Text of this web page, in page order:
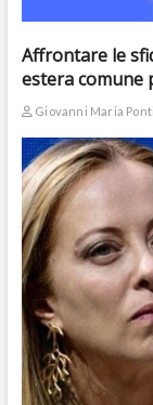
Affrontare le
estera comune
Giovanni Maria